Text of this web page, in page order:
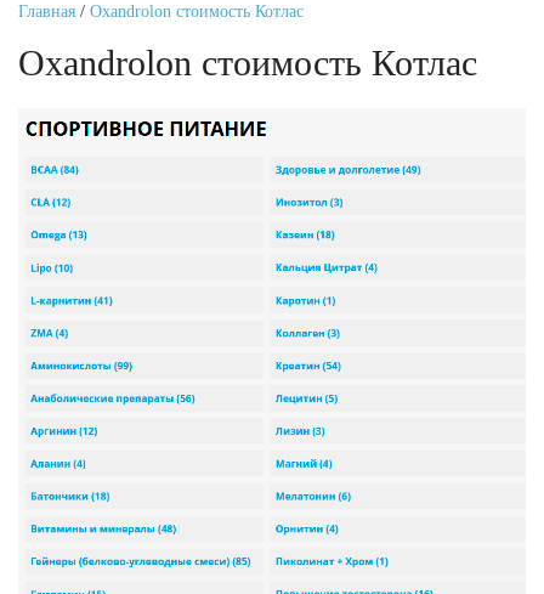
Главная / Oxandrolon стоимость Котлас
Oxandrolon стоимость Котлас